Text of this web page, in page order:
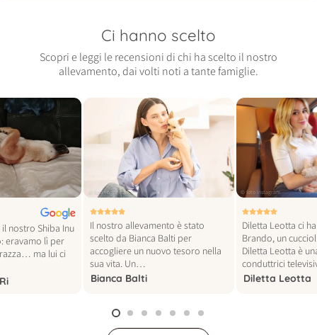
Ci hanno scelto
Scopri e leggi le recensioni di chi ha scelto il nostro
allevamento, dai volti noti a tante famiglie.
nostro Shiba Inu
eravamo lì per
ma lui ci
© foto vogue italia
Il nostro allevamento è stato
scelto da Bianca Balti per
accogliere un nuovo tesoro nella
sua vita. Un…
Bianca Balti
© foto instagram
Diletta Leotta ci
Brando, un
Diletta Leotta è
conduttrici
Diletta Leotta